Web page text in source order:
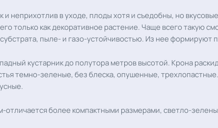
и неприхотлив в уходе, плоды хотя и съедобны, но
только как декоративное растение. Чаще всего такую
пыле- и газо-устойчивостью. Из нее формируют
кустарник до полутора метров высотой. Крона
темно-зеленые, без блеска, опушенные,
отличается более компактными размерами, светло-